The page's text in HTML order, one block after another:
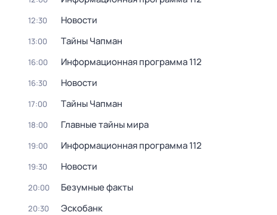
12:30 Новости
13:00 Тaйны Чапман
16:00 Информационная программа 112
16:30 Новости
17:00 Тaйны Чапман
18:00 Главные тайны мира
19:00 Информационная программа 112
19:30 Новости
20:00 Безумные факты
20:30 Эскобанк